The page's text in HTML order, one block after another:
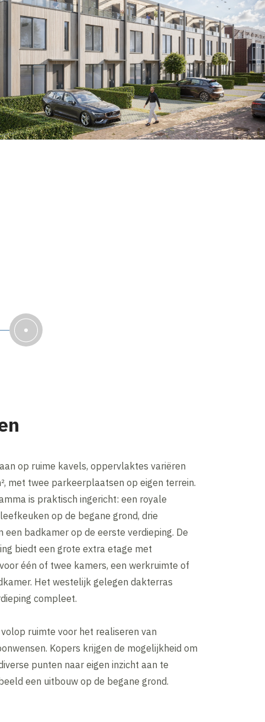
op ruime kavels, oppervlaktes variëren
met twee parkeerplaatsen op eigen terrein.
is praktisch ingericht: een royale
op de begane grond, drie
een badkamer op de eerste verdieping. De
biedt een grote extra etage met
één of twee kamers, een werkruimte of
Het westelijk gelegen dakterras
compleet.
ruimte voor het realiseren van
Kopers krijgen de mogelijkheid om
punten naar eigen inzicht aan te
een uitbouw op de begane grond.